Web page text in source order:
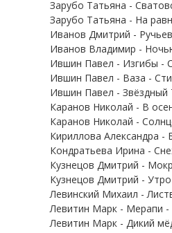
Зарубо Татьяна -
Зарубо Татьяна - На
Иванов Дмитрий -
Иванов Владимир -
Ившин Павел - Изгибы -
Ившин Павел - Ваза -
Ившин Павел - Звёздный
Каранов Николай - В
Каранов Николай -
Кириллова Александра -
Кондратьева Ирина -
Кузнецов Дмитрий -
Кузнецов Дмитрий -
Левинский Михаил -
Левитин Марк - Мерапи -
Левитин Марк - Дикий